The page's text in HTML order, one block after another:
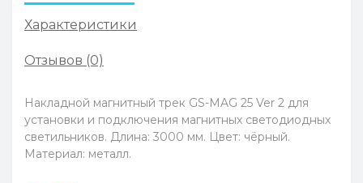
Характеристики
Отзывов (0)
Накладной магнитный трек GS-MAG 25 Ver 2 для
установки и подключения магнитных светодиодных
светильников. Длина: 3000 мм. Цвет: чёрный.
Материал: металл.